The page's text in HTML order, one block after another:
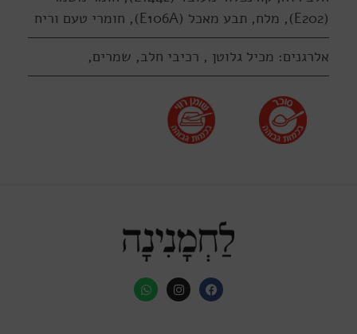
(E202), מלח, תבע מאכל (E106A), חומרי טעם וריח
אלרגנים: מכיל גלוטן , רכיבי חלב, שמרים,